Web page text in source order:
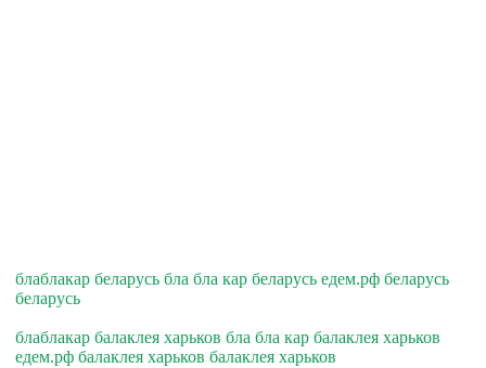
блаблакар беларусь бла бла кар беларусь едем.рф беларусь
беларусь
блаблакар балаклея харьков бла бла кар балаклея харьков
едем.рф балаклея харьков балаклея харьков